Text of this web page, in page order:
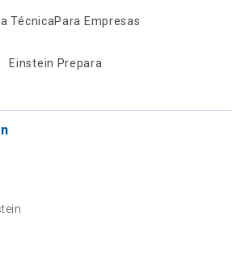
TécnicaPara Empresas
Einstein Prepara